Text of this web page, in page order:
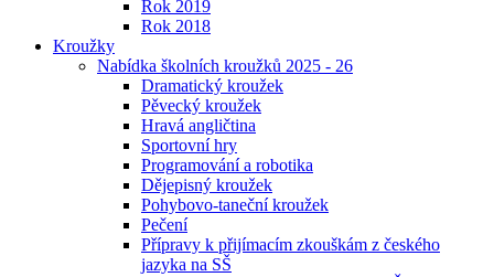
Rok 2019
Rok 2018
Kroužky
Nabídka školních kroužků 2025 - 26
Dramatický kroužek
Pěvecký kroužek
Hravá angličtina
Sportovní hry
Programování a robotika
Dějepisný kroužek
Pohybovo-taneční kroužek
Pečení
Přípravy k přijímacím zkouškám z českého
jazyka na SŠ